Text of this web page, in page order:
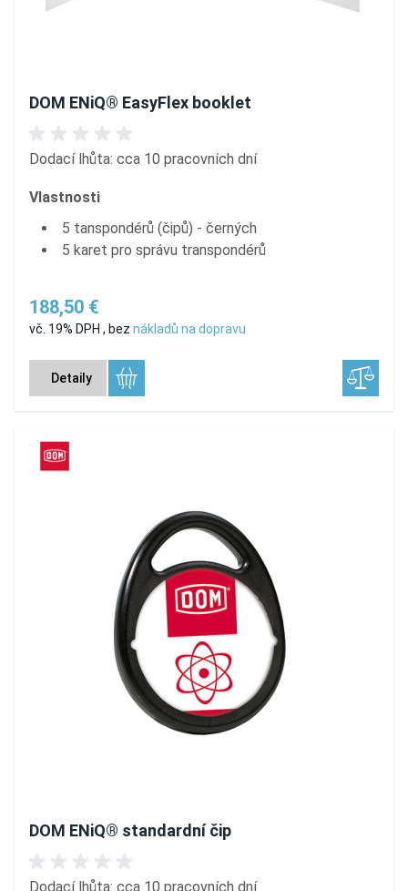
DOM ENiQ® EasyFlex booklet
Dodací lhůta: cca 10 pracovních dní
Vlastnosti
5 tanspondérů (čipů) - černých
5 karet pro správu transpondérů
188,50 €
vč. 19% DPH , bez nákladů na dopravu
Detaily
DOM ENiQ® standardní čip
Dodací lhůta: cca 10 pracovních dní